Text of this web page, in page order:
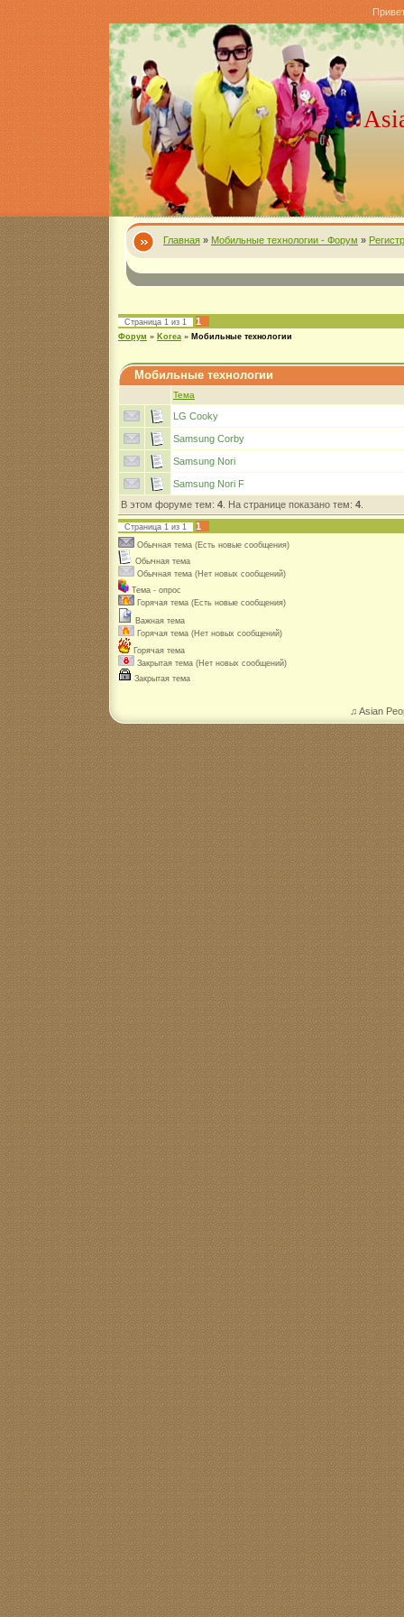
Главная » Мобильные технологии - Форум »
Страница 1 из 1 1
Форум » Korea » Мобильные технологии
Мобильные технологии
Тема
LG Cooky
Samsung Corby
Samsung Nori
Samsung Nori F
В этом форуме тем: 4 . На странице показано тем: 4
Страница 1 из 1 1
Обычная тема (Есть новые сообщения)
Обычная тема
Обычная тема (Нет новых сообщений)
Тема - опрос
Горячая тема (Есть новые сообщения)
Важная тема
Горячая тема (Нет новых сообщений)
Горячая тема
Закрытая тема (Нет новых сообщений)
Закрытая тема
♫ Asian